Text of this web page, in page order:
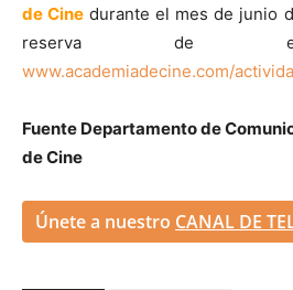
de Cine durante el mes de junio
reserva de
www.academiadecine.com/
Fuente Departamento de
de Cine
Únete a nuestro CANAL DE